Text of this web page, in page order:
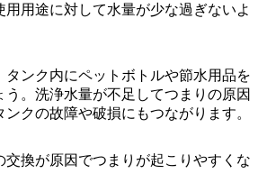
用用途に対して水量が少な過ぎないよ
タンク内にペットボトルや節水用品を
う。洗浄水量が不足してつまりの原因
クの故障や破損にもつながります。
交換が原因でつまりが起こりやすくな